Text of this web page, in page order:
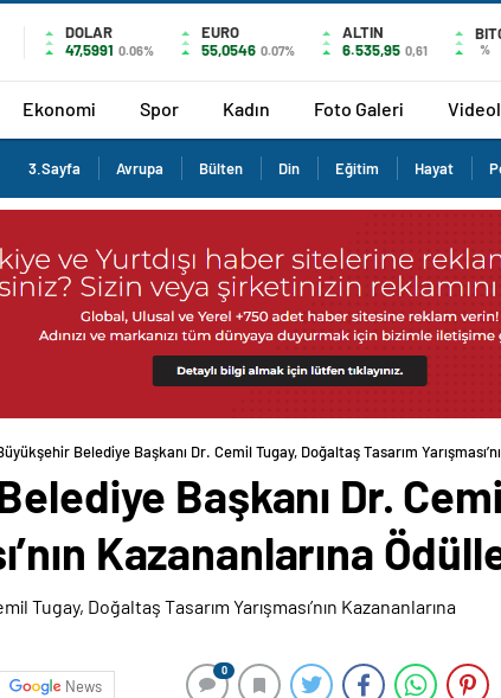
DOLAR
47,5991 0.06%
EURO
55,0546 0.07%
ALTIN
6.535,95 0,61 %
Ekonomi Spor Kadın Foto Galeri
3.Sayfa Avrupa Bülten Din Eğitim Hayat
Belediye Başkanı Dr. Cemil Tugay, Doğaltaş Tasarım
Başkanı Dr.
Kazananlarına
News
0